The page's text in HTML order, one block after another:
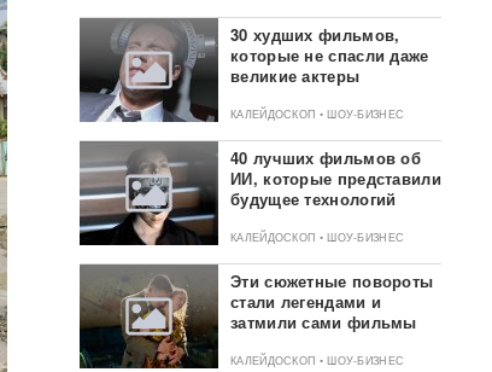
30 худших фильмов,
которые не спасли даже
великие актеры
КАЛЕЙДОСКОП • ШОУ-БИЗНЕС
40 лучших фильмов об
ИИ, которые представили
будущее технологий
КАЛЕЙДОСКОП • ШОУ-БИЗНЕС
Эти сюжетные повороты
стали легендами и
затмили сами фильмы
КАЛЕЙДОСКОП • ШОУ-БИЗНЕС